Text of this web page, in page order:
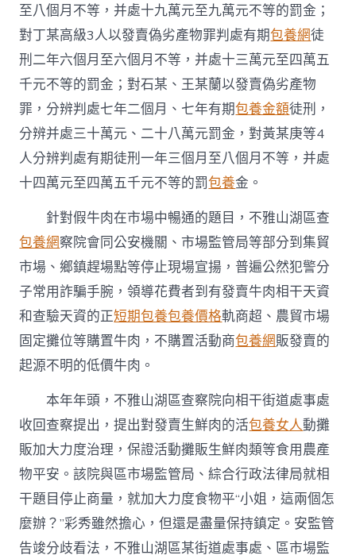
至八個月不等，并處十九萬元至九萬元不等的罰金；
對丁某高級3人以發賣偽劣產物罪判處有期包養網徒
刑二年六個月至六個月不等，并處十三萬元至四萬五
千元不等的罰金；對石某、王某蘭以發賣偽劣產物
罪，分辨判處七年二個月、七年有期包養金額徒刑，
分辨并處三十萬元、二十八萬元罰金，對黃某庚等4
人分辨判處有期徒刑一年三個月至八個月不等，并處
十四萬元至四萬五千元不等的罰包養金。
針對假牛肉在市場中暢通的題目，不雅山湖區查
包養網察院會同公安機關、市場監管局等部分到集貿
市場、鄉鎮趕場點等停止現場宣揚，普遍公然犯警分
子常用詐騙手腕，領導花費者到有發賣牛肉相干天資
和查驗天資的正短期包養包養價格軌商超、農貿市場
固定攤位等購置牛肉，不購置活動商包養網販發賣的
起源不明的低價牛肉。
本年年頭，不雅山湖區查察院向相干街道處事處
收回查察提出，提出對發賣生鮮肉的活包養女人動攤
販加大力度治理，保證活動攤販生鮮肉類等食用農產
物平安。該院與區市場監管局、綜合行政法律局就相
干題目停止商量，就加大力度食物平“小姐，這兩個怎
麼辦？”彩秀雖然擔心，但還是盡量保持鎮定。安監管
告竣分歧看法，不雅山湖區某街道處事處、區市場監